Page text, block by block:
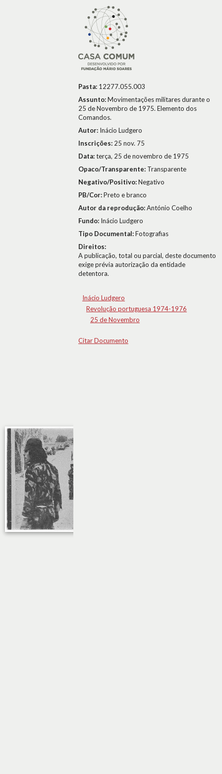
Pasta: 12277.055.003
Assunto:Movimentações militares durante o
25 de Novembro de 1975. Elemento dos
Comandos.
Autor: Inácio Ludgero
Inscrições: 25 nov. 75
Data:terça, 25 de novembro de 1975
Opaco/Transparente: Transparente
Negativo/Positivo:Negativo
PB/Cor:Preto e branco
Autor da reprodução:António Coelho
Fundo: Inácio Ludgero
Tipo Documental:Fotografias
Direitos:
A publicação, total ou parcial, deste documento
exige prévia autorização da entidade
detentora.
Inácio Ludgero
Revolução portuguesa 1974-1976
25 de Novembro
Citar Documento